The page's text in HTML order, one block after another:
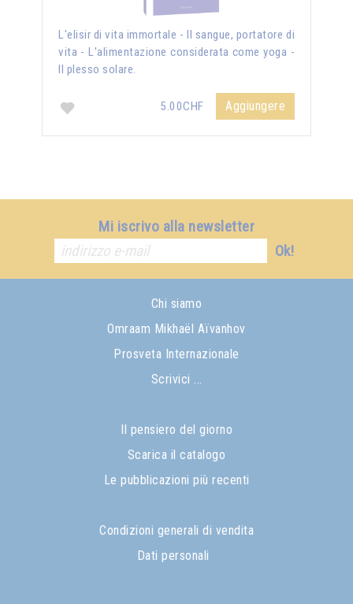
L'elisir di vita immortale - Il sangue, portatore di
vita - L'alimentazione considerata come yoga -
Il plesso solare.
5.00CHF Aggiungere
Mi iscrivo alla newsletter
Ok!
Chi siamo
Omraam Mikhaël Aïvanhov
Prosveta Internazionale
Scrivici ...
Il pensiero del giorno
Scarica il catalogo
Le pubblicazioni più recenti
Condizioni generali di vendita
Dati personali